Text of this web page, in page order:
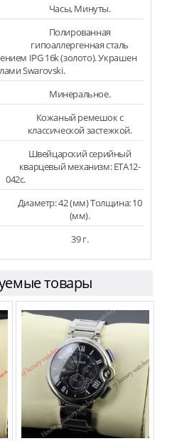
Часы, Минуты.
Полированная
гипоаллергенная сталь
IPG 16k (золото). Украшен
Swarovski.
Минеральное.
Кожаный ремешок с
классической застежкой.
Швейцарский серийный
кварцевый механизм: ETA12-
042c.
Диаметр: 42 (мм) Толщина: 10
(мм).
39 г.
товары